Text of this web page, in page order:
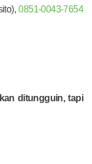
0851-0043-7654
ditungguin, tapi